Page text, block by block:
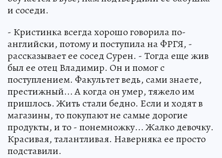
и соседи.
- Кристинка всегда хорошо говорила по-
английски, потому и поступила на ФРГЯ, -
рассказывает ее сосед Сурен. - Тогда еще жив
был ее отец Владимир. Он и помог с
поступлением. Факультет ведь, сами знаете,
престижный... А когда он умер, тяжело им
пришлось. Жить стали бедно. Если и ходят в
магазины, то покупают не самые дорогие
продукты, и то - понемножку... Жалко девочку.
Красивая, талантливая. Наверняка ее просто
подставили.